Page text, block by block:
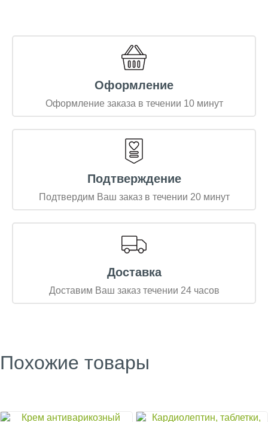
Оформление
Оформление заказа в течении 10 минут
Подтверждение
Подтвердим Ваш заказ в течении 20 минут
Доставка
Доставим Ваш заказ течении 24 часов
Похожие товары